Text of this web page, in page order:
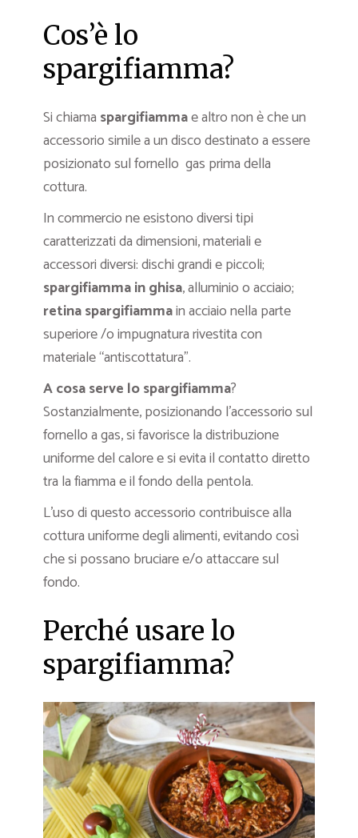
Cos’è lo
spargifiamma?
Si chiama spargifiammae altro non è che un
accessorio simile a un disco destinato a essere
posizionato sul fornello gas prima della
cottura.
In commercio ne esistono diversi tipi
caratterizzati da dimensioni, materiali e
accessori diversi: dischi grandi e piccoli;
spargifiamma in ghisa, alluminio o acciaio;
retina spargifiammain acciaio nella parte
superiore /o impugnatura rivestita con
materiale “antiscottatura”.
A cosa serve lo spargifiamma?
Sostanzialmente, posizionando l’accessorio sul
fornello a gas, si favorisce la distribuzione
uniforme del calore e si evita il contatto diretto
tra la fiamma e il fondo della pentola.
L’uso di questo accessorio contribuisce alla
cottura uniforme degli alimenti, evitando così
che si possano bruciare e/o attaccare sul
fondo.
Perché usare lo
spargifiamma?